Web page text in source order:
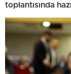
toplantısında